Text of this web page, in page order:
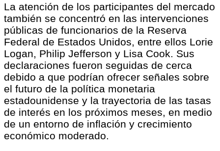
La atención de los participantes del mercado
también se concentró en las intervenciones
públicas de funcionarios de la Reserva
Federal de Estados Unidos, entre ellos Lorie
Logan, Philip Jefferson y Lisa Cook. Sus
declaraciones fueron seguidas de cerca
debido a que podrían ofrecer señales sobre
el futuro de la política monetaria
estadounidense y la trayectoria de las tasas
de interés en los próximos meses, en medio
de un entorno de inflación y crecimiento
económico moderado.